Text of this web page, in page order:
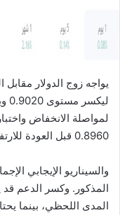
لمواصلة الانخفاض
0.8960 قبل العودة للارتفاع من جديد.
والسيناريو الإيجابي
المذكور. وكسر الدعم